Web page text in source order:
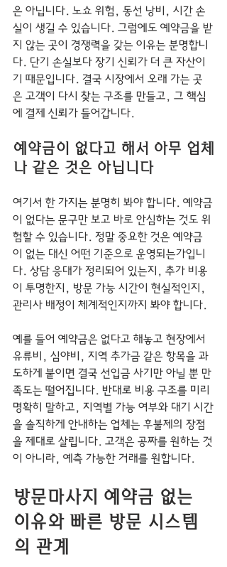
은 아닙니다. 노쇼 위험, 동선 낭비, 시간 손
실이 생길 수 있습니다. 그럼에도 예약금을 받
지 않는 곳이 경쟁력을 갖는 이유는 분명합니
다. 단기 손실보다 장기 신뢰가 더 큰 자산이
기 때문입니다. 결국 시장에서 오래 가는 곳
은 고객이 다시 찾는 구조를 만들고, 그 핵심
에 결제 신뢰가 들어갑니다.
예약금이 없다고 해서 아무 업체
나 같은 것은 아닙니다
여기서 한 가지는 분명히 봐야 합니다. 예약금
이 없다는 문구만 보고 바로 안심하는 것도 위
험할 수 있습니다. 정말 중요한 것은 예약금
이 없는 대신 어떤 기준으로 운영되는가입니
다. 상담 응대가 정리되어 있는지, 추가 비용
이 투명한지, 방문 가능 시간이 현실적인지,
관리사 배정이 체계적인지까지 봐야 합니다.
예를 들어 예약금은 없다고 해놓고 현장에서
유류비, 심야비, 지역 추가금 같은 항목을 과
도하게 붙이면 결국 선입금 사기만 아닐 뿐 만
족도는 떨어집니다. 반대로 비용 구조를 미리
명확히 말하고, 지역별 가능 여부와 대기 시간
을 솔직하게 안내하는 업체는 후불제의 장점
을 제대로 살립니다. 고객은 공짜를 원하는 것
이 아니라, 예측 가능한 거래를 원합니다.
방문마사지 예약금 없는
이유와 빠른 방문 시스템
의 관계